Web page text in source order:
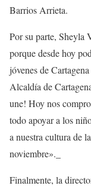
Barrios Arrieta.
Por su parte, Sheyla
porque desde hoy
jóvenes de
Alcaldía de
une! Hoy nos
todo apoyar a los
a nuestra cultura de
noviembre»._
Finalmente, la